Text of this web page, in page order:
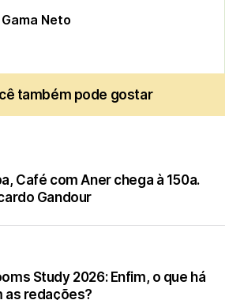
Neto
também pode gostar
Café com Aner chega à 150a.
Gandour
Study 2026: Enfim, o que há
as redações?